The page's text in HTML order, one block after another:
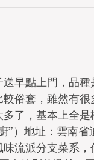
早點上門，品
俗套，雖然有
了，基本上全
”）地址：雲南
流派分支菜系